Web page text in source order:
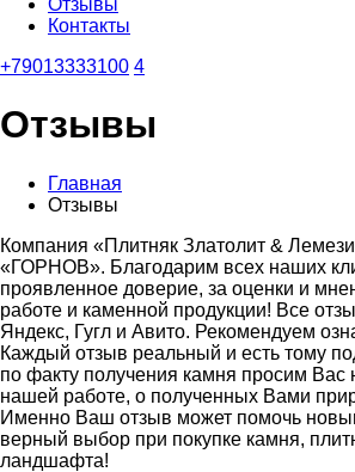
Отзывы
Контакты
+79013333100 4
Отзывы
Главная
Отзывы
Компания «Плитняк Златолит &
«ГОРНОВ». Благодарим всех наших
проявленное доверие, за оценки и
работе и каменной продукции! Все
Яндекс, Гугл и Авито. Рекомендуем
Каждый отзыв реальный и есть тому
по факту получения камня просим Вас
нашей работе, о полученных Вами
Именно Ваш отзыв может помочь
верный выбор при покупке камня,
ландшафта!